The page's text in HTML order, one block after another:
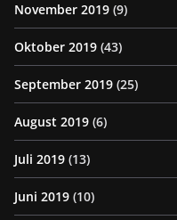
November 2019 (9)
Oktober 2019 (43)
September 2019 (25)
August 2019 (6)
Juli 2019 (13)
Juni 2019 (10)